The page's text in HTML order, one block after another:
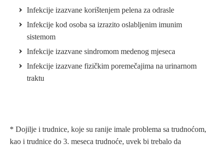
Infekcije izazvane korištenjem pelena za odrasle
Infekcije kod osoba sa izrazito oslabljenim imunim
sistemom
Infekcije izazvane sindromom medenog mjeseca
Infekcije izazvane fizičkim poremečajima na urinarnom
traktu
* Dojilje i trudnice, koje su ranije imale problema sa trudnoćom,
kao i trudnice do 3. meseca trudnoće, uvek bi trebalo da